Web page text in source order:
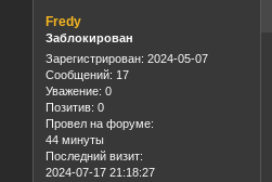
Fredy
Заблокирован
Зарегистрирован: 2024-05-07
Сообщений: 17
Уважение: 0
Позитив: 0
Провел на форуме:
44 минуты
Последний визит:
2024-07-17 21:18:27